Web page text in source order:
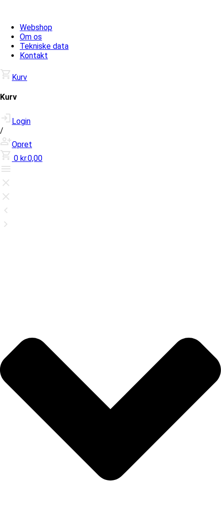
Webshop
Om os
Tekniske data
Kontakt
Kurv
Kurv
Login
/
Opret
0 kr.0,00